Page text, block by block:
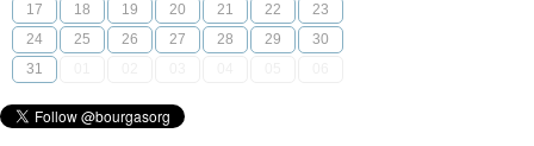
17
18 19 20 21 22
23
24
25 26 27 28 29
30
31